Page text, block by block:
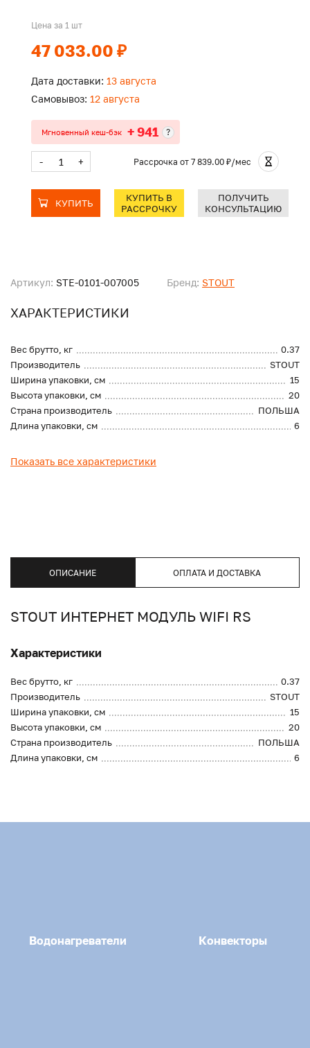
Артикул: STE-0101-007005 Бренд: STOUT
ХАРАКТЕРИСТИКИ
Вес брутто, кг
0.37
Производитель
STOUT
Ширина упаковки, см
15
Высота упаковки, см
20
Страна производитель
ПОЛЬША
Длина упаковки, см
6
Показать все характеристики
Цена за 1 шт
47 033.00 ₽
Дата доставки: 13 августа
Самовывоз: 12 августа
Мгновенный кеш-бэк + 941 ?
- + Рассрочка от 7 839.00 ₽/мес
КУПИТЬ
КУПИТЬ В
РАССРОЧКУ
ПОЛУЧИТЬ
КОНСУЛЬТАЦИЮ
ОПИСАНИЕ ОПЛАТА И ДОСТАВКА
STOUT ИНТЕРНЕТ МОДУЛЬ WIFI RS
Характеристики
Вес брутто, кг
0.37
Производитель
STOUT
Ширина упаковки, см
15
Высота упаковки, см
20
Страна производитель
ПОЛЬША
Длина упаковки, см
6
Водонагреватели Конвекторы